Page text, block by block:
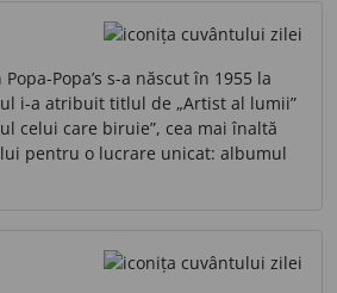
Popa’s s-a născut în 1955 la
i-a atribuit titlul de „Artist al lumii”
celui care biruie”, cea mai înaltă
pentru o lucrare unicat: albumul